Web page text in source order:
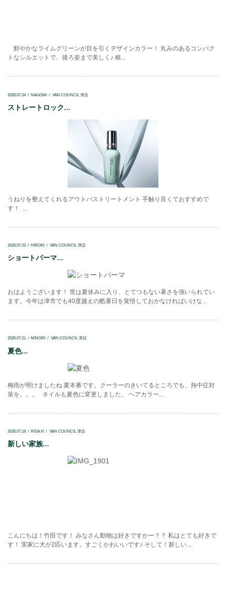
鮮やかなライムグリーンが目を引くデザインカラー！ 丸みのあるコンパク
トなシルエットで、後ろ姿まで美しく♪ 根...
2026.07.24 NAGOMI VAN COUNCIL 津店
ストレートロック...
うねりを整えてくれるアウトバストリートメント 手触り良くておすすめで
す！ ...
2026.07.23 HIROKI VAN COUNCIL 津店
ショートパーマ...
おはようございます！ 世は夏休みに入り、とてつもない暑さを強いられてい
ます。今年は津市でも40度越えの酷暑日を覚悟しておかなければいけな...
2026.07.21 MINORI VAN COUNCIL 津店
夏色...
梅雨が明けましたね 夏本番です。クーラーのきいてるところでも、熱中症対
策を。。。 ネイルも夏色に変更しました。 ヘアカラー...
2026.07.19 RISA.H VAN COUNCIL 津店
新しい家族...
こんにちは！竹田です！ みなさん動物は好きですかー？？ 私はとても好きで
す！ 実家に犬が2匹います。すごくかわいいです♪ そして！新しい...